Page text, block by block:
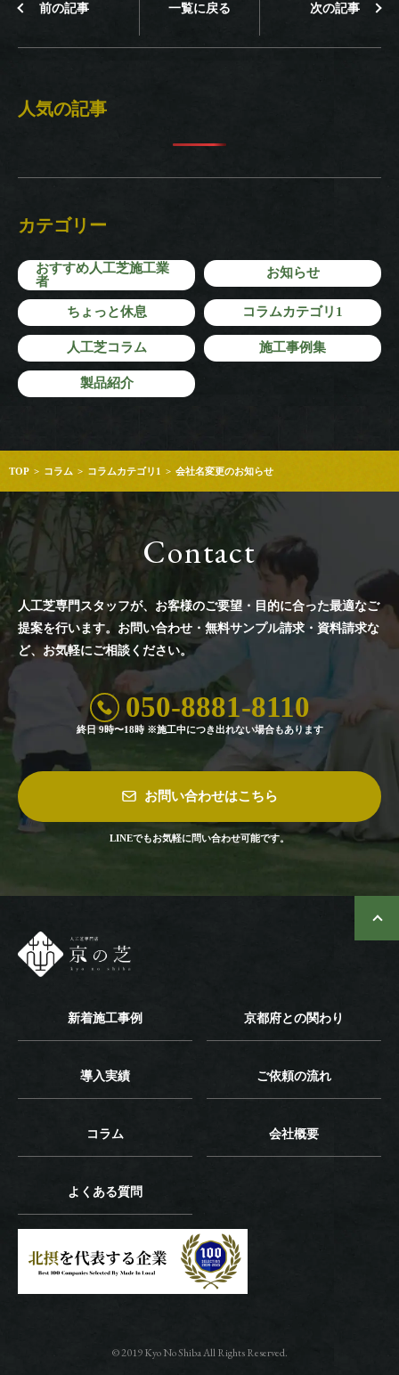
b
k
l
前の記事 一覧に戻る 次の記事
人気の記事
カテゴリー
おすすめ人工芝施工業
者
お知らせ
ちょっと休息 コラムカテゴリ1
人工芝コラム 施工事例集
製品紹介
TOP コラム コラムカテゴリ1 会社名変更のお知らせ
Contact
人工芝専門スタッフが、お客様のご要望・目的に合った最適なご
提案を行います。 お問い合わせ・無料サンプル請求・資料請求な
ど、お気軽にご相談ください。
050-8881-8110
終日 9時〜18時 ※施工中につき出れない場合もあります
お問い合わせはこちら
LINEでもお気軽に問い合わせ可能です。
新着施工事例 京都府との関わり
導入実績 ご依頼の流れ
コラム 会社概要
よくある質問
© 2019 Kyo No Shiba All Rights Reserved.